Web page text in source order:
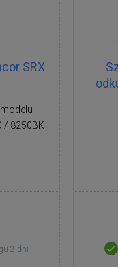
SRX
/ 8250BK
2 dni